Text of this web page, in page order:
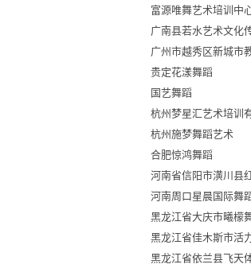
富源唯舞艺术培训中
广南县若水艺术文化
广州市越秀区新城市
贵定花漾舞蹈
国艺舞蹈
杭州梦星汇艺术培训
杭州施梦舞蹈艺术
合肥惊鸿舞蹈
河南省信阳市潢川县
河南周口星晨国际舞
黑龙江省大庆市曦檬
黑龙江省佳木斯市活
黑龙江省依兰县飞天